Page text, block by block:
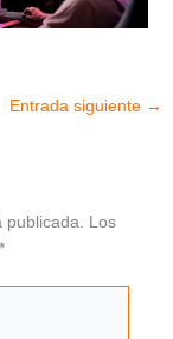
Entrada siguiente →
Los
*